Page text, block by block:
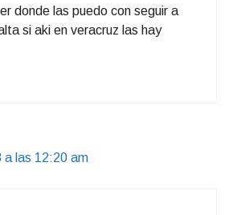
donde las puedo con seguir a
si aki en veracruz las hay
a las 12:20 am